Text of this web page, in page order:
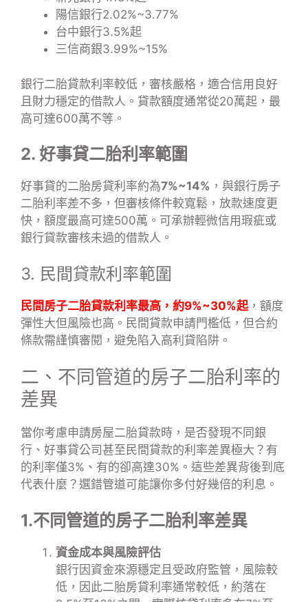
陽信銀行2.02%~3.77%
台中銀行3.5%起
三信商銀3.99%~15%
銀行二胎貸款利率較低，審核嚴格，適合信用良好
且財力穩定的借款人。貸款額度通常從20萬起，最
高可達600萬不等。
2. 好事貸二胎利率範圍
好事貸的二胎房貸利率約為7%~14% ，與銀行房子
二胎利率差不多，但審核條件較寬鬆，放款速度更
快，額度最高可達500萬。可承辦輕微信用瑕疵或
銀行貸款審核未過的借款人。
3. 民間貸款利率範圍
民間房子二胎貸款利率最高，約9%~30%起 ，額度
彈性大但風險也高。民間貸款申請門檻低，但合約
條款需謹慎審閱，避免陷入高利貸陷阱。
二、不同管道的房子二胎利率的
差異
當你考慮申請房屋二胎貸款時，是否發現不同銀
行、好事貸公司甚至民間貸款的利率差異極大？有
的利率僅3%、有的卻高達30%。這些差異背後到底
代表什麼？選錯管道可能讓你多付好幾倍的利息。
1.不同管道的房子二胎利率差異
資金成本與風險評估
銀行因資金來源穩定且受政府監管，風險較
低，因此二胎房貸利率通常較低，約落在